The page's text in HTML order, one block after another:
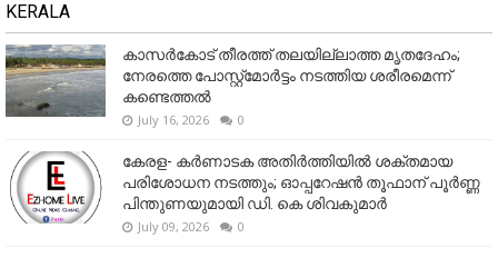
KERALA
കാസർകോട് തീരത്ത് തലയില്ലാത്ത മൃതദേഹം;
നേരത്തെ പോസ്റ്റ്‌മോർട്ടം നടത്തിയ ശരീരമെന്ന്
കണ്ടെത്തൽ
July 16, 2026 0
കേരള- കർണാടക അതിർത്തിയിൽ ശക്തമായ
പരിശോധന നടത്തും; ഓപ്പറേഷൻ തൂഫാന് പൂർണ്ണ
പിന്തുണയുമായി ഡി. കെ ശിവകുമാർ
July 09, 2026 0